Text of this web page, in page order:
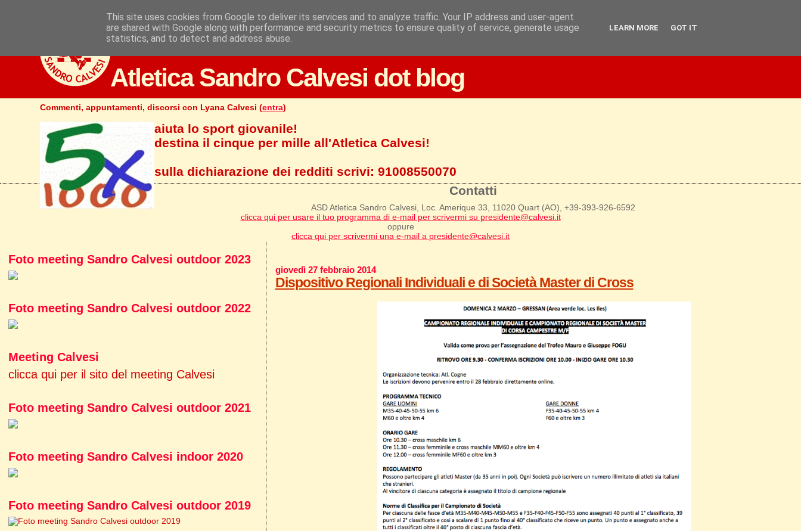
Atletica Sandro Calvesi dot blog
Commenti, appuntamenti, discorsi con Lyana Calvesi (entra)
aiuta lo sport giovanile!
destina il cinque per mille all'Atletica Calvesi!
sulla dichiarazione dei redditi scrivi:91008550070
Contatti
ASD Atletica Sandro Calvesi, Loc. Amerique 33, 11020 Quart (AO), +39-393-926-6592
clicca qui per usare il tuo programma di e-mail per scrivermi su presidente@calvesi.it
oppure
clicca qui per scrivermi una e-mail a presidente@calvesi.it
giovedì 27 febbraio 2014
Dispositivo Regionali Individuali e di Società Master di Cross
Foto meeting Sandro Calvesi outdoor 2023
Foto meeting Sandro Calvesi outdoor 2022
Meeting Calvesi
clicca qui per il sito del meeting Calvesi
Foto meeting Sandro Calvesi outdoor 2021
Foto meeting Sandro Calvesi indoor 2020
Foto meeting Sandro Calvesi outdoor 2019
This site uses cookies from Google to deliver its services and to analyze traffic. Your IP address and user-agent
are shared with Google along with performance and security metrics to ensure quality of service, generate usage
statistics, and to detect and address abuse.
LEARN MORE GOT IT